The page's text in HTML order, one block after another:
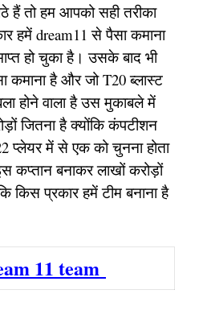
तो हम आपको सही तरीका
हमें dream11 से पैसा कमाना
हो चुका है। उसके बाद भी
कमाना है और जो T20 ब्लास्ट
होने वाला है उस मुकाबले में
जितना है क्योंकि कंपटीशन
प्लेयर में से एक को चुनना होता
कप्तान बनाकर लाखों करोड़ों
किस प्रकार हमें टीम बनाना है
11 team